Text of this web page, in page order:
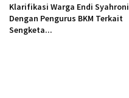
Klarifikasi Warga Endi Syahroni
Dengan Pengurus BKM Terkait
Sengketa...